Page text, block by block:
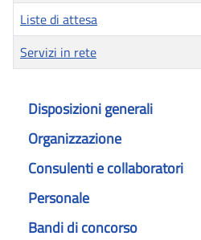
Disposizioni generali
Organizzazione
Consulenti e collaboratori
Personale
Bandi di concorso
Liste di attesa
Servizi in rete